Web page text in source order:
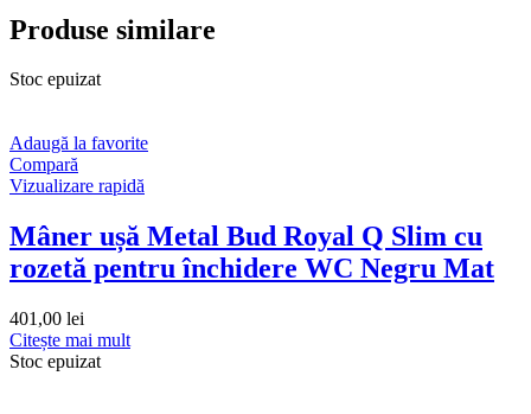
Produse similare
Stoc epuizat
Adaugă la favorite
Compară
Vizualizare rapidă
Mâner ușă Metal Bud Royal Q Slim cu
rozetă pentru închidere WC Negru Mat
401,00 lei
Citește mai mult
Stoc epuizat